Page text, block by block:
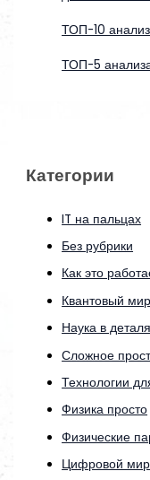
ТОП-10
ТОП-5
Категории
IT на пальцах
Без рубрики
Как это
Квантовый
Наука в
Сложное
Технологии
Физика просто
Физические
Цифровой